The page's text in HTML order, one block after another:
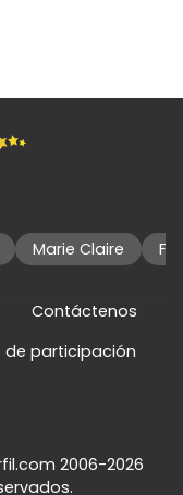
Marie Claire
Contáctenos
de participación
2006-2026